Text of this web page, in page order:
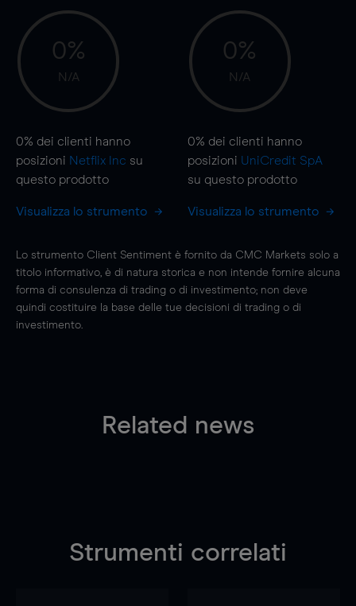
0%
N/A
0% dei clienti hanno
posizioni Netflix Inc su
questo prodotto
Visualizza lo strumento
0%
N/A
0% dei clienti hanno
posizioni UniCredit SpA
su questo prodotto
Visualizza lo strumento
Lo strumento Client Sentiment è fornito da CMC Markets solo a
titolo informativo, è di natura storica e non intende fornire alcuna
forma di consulenza di trading o di investimento; non deve
quindi costituire la base delle tue decisioni di trading o di
investimento.
Related news
Strumenti correlati